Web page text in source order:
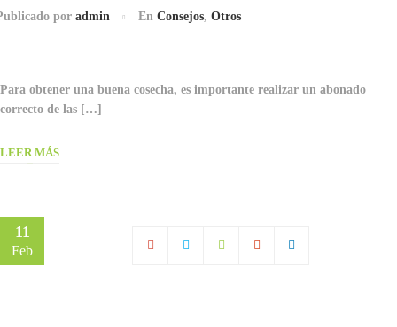
por admin En Consejos, Otros
Para obtener una buena cosecha, es importante realizar un abonado
correcto de las […]
LEER MÁS
11
Feb